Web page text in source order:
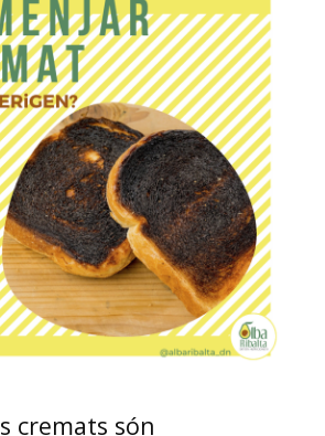
cremats són